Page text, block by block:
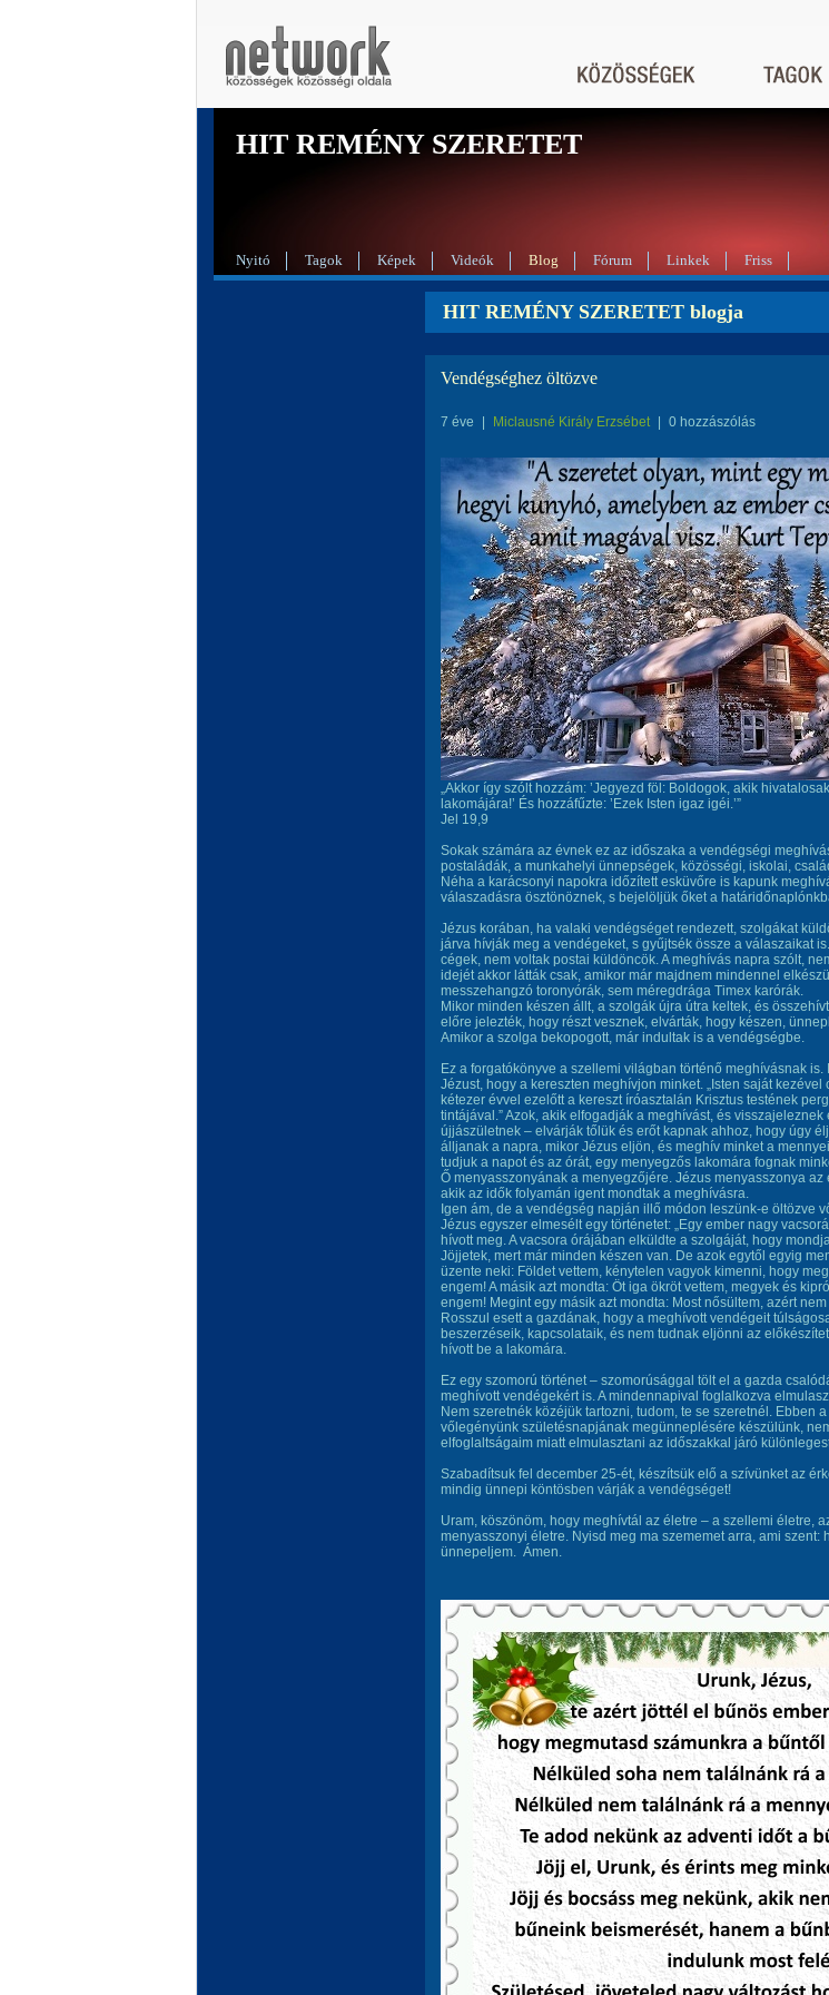
HIT REMÉNY SZERETET
Nyitó Tagok Képek Videók Blog Fórum Linkek Friss
HIT REMÉNY SZERETET blogja
Vendégséghez öltözve
7 éve Miclausné Király Erzsébet 0 hozzászólás
„Akkor így szólt hozzám: ’Jegyezd föl: Boldogok, akik
lakomájára!’ És hozzáfűzte: ’Ezek Isten igaz igéi.’”
Jel 19,9
Sokak számára az évnek ez az időszaka a vendégségi
postaládák, a munkahelyi ünnepségek, közösségi, iskolai,
Néha a karácsonyi napokra időzített esküvőre is kapunk
válaszadásra ösztönöznek, s bejelöljük őket a
Jézus korában, ha valaki vendégséget rendezett, szolgákat
járva hívják meg a vendégeket, s gyűjtsék össze a válaszaikat
cégek, nem voltak postai küldöncök. A meghívás napra szólt,
idejét akkor látták csak, amikor már majdnem mindennel
messzehangzó toronyórák, sem méregdrága Timex karórák.
Mikor minden készen állt, a szolgák újra útra keltek, és
előre jelezték, hogy részt vesznek, elvárták, hogy készen,
Amikor a szolga bekopogott, már indultak is a vendégségbe.
Ez a forgatókönyve a szellemi világban történő meghívásnak
Jézust, hogy a kereszten meghívjon minket. „Isten saját
kétezer évvel ezelőtt a kereszt íróasztalán Krisztus testének
tintájával.” Azok, akik elfogadják a meghívást, és
újjászületnek – elvárják tőlük és erőt kapnak ahhoz, hogy úgy
álljanak a napra, mikor Jézus eljön, és meghív minket a
tudjuk a napot és az órát, egy menyegzős lakomára fognak
Ő menyasszonyának a menyegzőjére. Jézus menyasszonya az
akik az idők folyamán igent mondtak a meghívásra.
Igen ám, de a vendégség napján illő módon leszünk-e öltözve
Jézus egyszer elmesélt egy történetet: „Egy ember nagy
hívott meg. A vacsora órájában elküldte a szolgáját, hogy
Jöjjetek, mert már minden készen van. De azok egytől egyig
üzente neki: Földet vettem, kénytelen vagyok kimenni, hogy
engem! A másik azt mondta: Öt iga ökröt vettem, megyek és
engem! Megint egy másik azt mondta: Most nősültem, azért
Rosszul esett a gazdának, hogy a meghívott vendégeit
beszerzéseik, kapcsolataik, és nem tudnak eljönni az
hívott be a lakomára.
Ez egy szomorú történet – szomorúsággal tölt el a gazda
meghívott vendégekért is. A mindennapival foglalkozva
Nem szeretnék közéjük tartozni, tudom, te se szeretnél. Ebben
vőlegényünk születésnapjának megünneplésére készülünk,
elfoglaltságaim miatt elmulasztani az időszakkal járó
Szabadítsuk fel december 25-ét, készítsük elő a szívünket az
mindig ünnepi köntösben várják a vendégséget!
Uram, köszönöm, hogy meghívtál az életre – a szellemi életre,
menyasszonyi életre. Nyisd meg ma szememet arra, ami szent:
ünnepeljem. Ámen.